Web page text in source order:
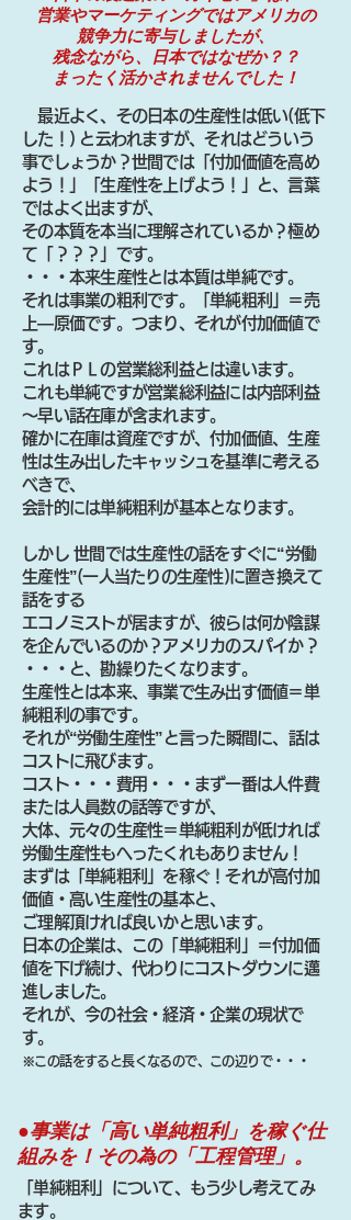
営業やマーケティングではアメリカの
競争力に寄与しましたが、
残念ながら、日本ではなぜか？？
まったく活かされませんでした！
最近よく、その日本の生産性は低い(低下
した！) と云われますが、それはどういう
事でしょうか？世間では「付加価値を高め
よう！」「生産性を上げよう！」と、言葉
ではよく出ますが、
その本質を本当に理解されているか？極め
て「？？？」です。
・・・本来生産性とは本質は単純です。
それは事業の粗利です。「単純粗利」＝売
上―原価です。つまり、それが付加価値で
す。
これはＰＬの営業総利益とは違います。
これも単純ですが営業総利益には内部利益
～早い話在庫が含まれます。
確かに在庫は資産ですが、付加価値、生産
性は生み出したキャッシュを基準に考える
べきで、
会計的には単純粗利が基本となります。
しかし 世間では生産性の話をすぐに“労働
生産性”(一人当たりの生産性)に置き換えて
話をする
エコノミストが居ますが、彼らは何か陰謀
を企んでいるのか？アメリカのスパイか？
・・・と、勘繰りたくなります。
生産性とは本来、事業で生み出す価値＝単
純粗利の事です。
それが“労働生産性”と言った瞬間に、話は
コストに飛びます。
コスト・・・費用・・・まず一番は人件費
または人員数の話等ですが、
大体、元々の生産性＝単純粗利が低ければ
労働生産性もへったくれもありません！
まずは「単純粗利」を稼ぐ！それが高付加
価値・高い生産性の基本と、
ご理解頂ければ良いかと思います。
日本の企業は、この「単純粗利」＝付加価
値を下げ続け、代わりにコストダウンに邁
進しました。
それが、今の社会・経済・企業の現状で
す。
※この話をすると長くなるので、この辺りで・・・
●事業は「高い単純粗利」を稼ぐ仕
組みを！その為の「工程管理」。
「単純粗利」について、もう少し考えてみ
ます。